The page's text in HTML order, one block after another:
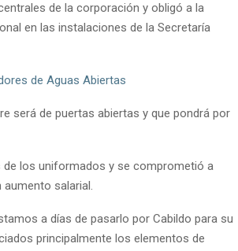
de la corporación y obligó a la
en las instalaciones de la Secretaría
de Aguas Abiertas
será de puertas abiertas y que pondrá por
de los uniformados y se comprometió a
aumento salarial.
a días de pasarlo por Cabildo para su
principalmente los elementos de